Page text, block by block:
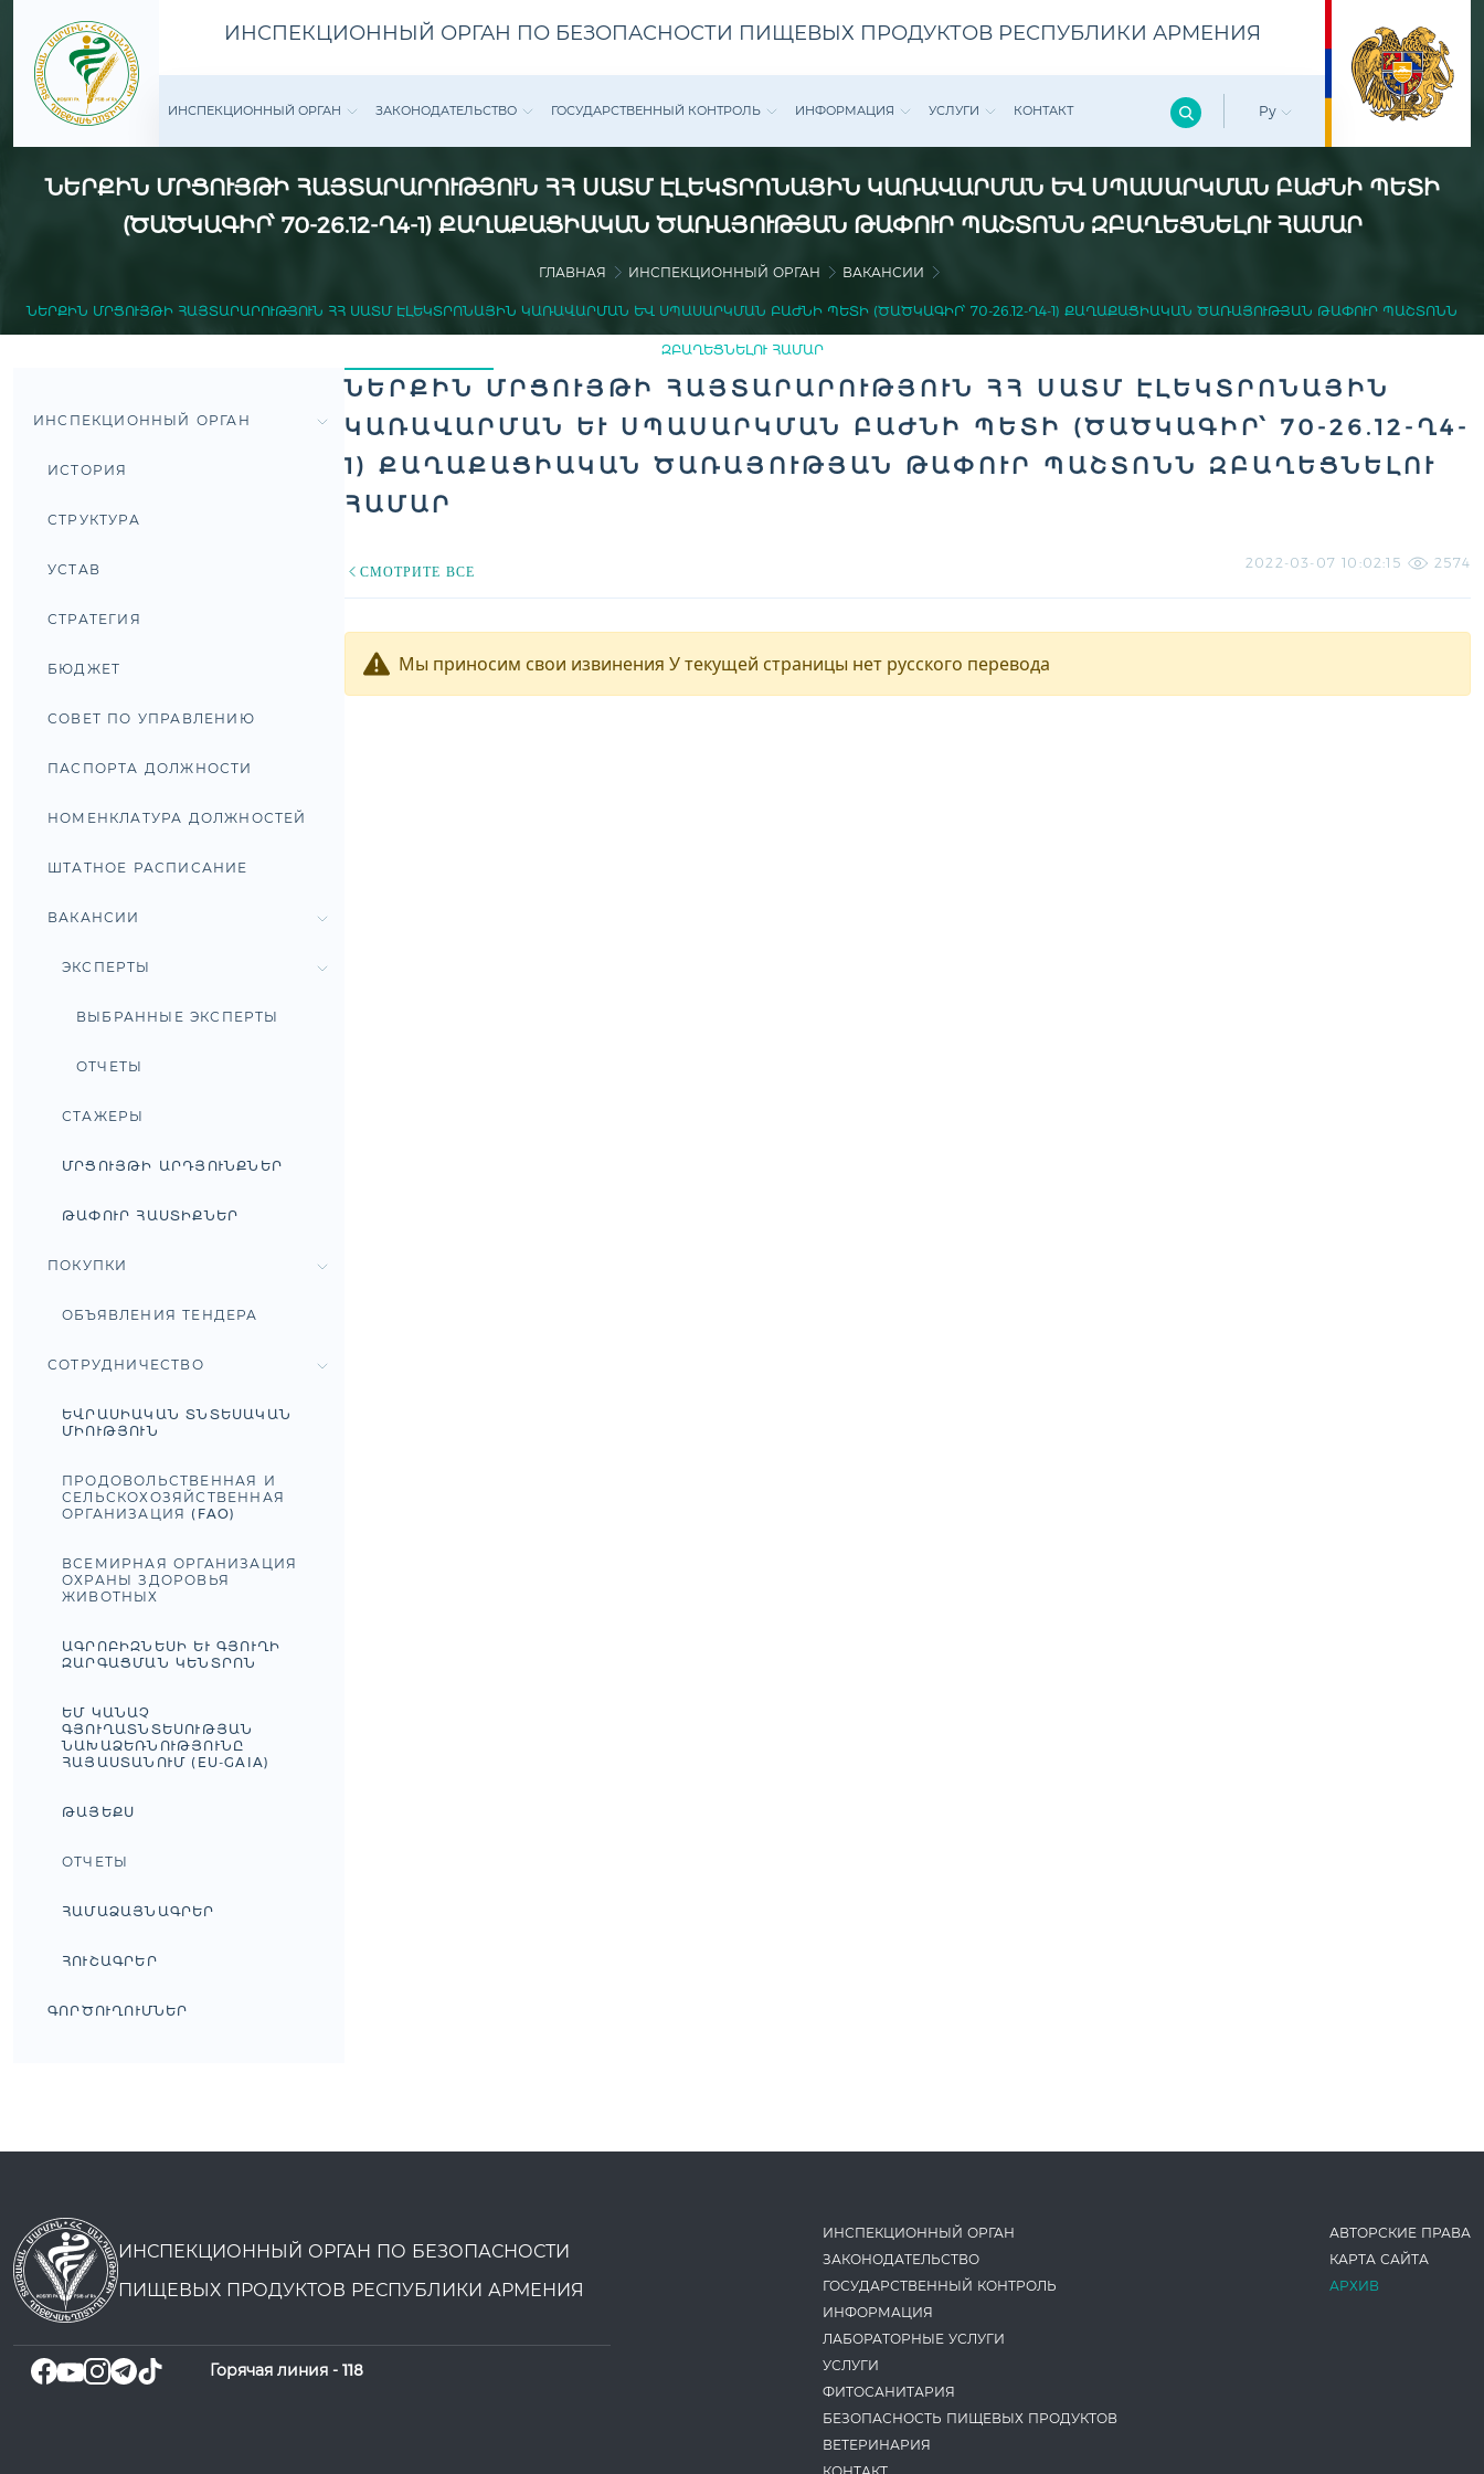
ИНСПЕКЦИОННЫЙ ОРГАН ПО БЕЗОПАСНОСТИ ПИЩЕВЫХ ПРОДУКТОВ РЕСПУБЛИКИ АРМЕНИЯ
ИНСПЕКЦИОННЫЙ ОРГАН ЗАКОНОДАТЕ­ЛЬСТВО ГОСУДАРСТВЕННЫЙ КОНТРОЛЬ ИНФОРМАЦИЯ УСЛУГИ КОНТАКТ Ру
ՆԵՐՔԻՆ ՄՐՑՈՒՅԹԻ ՀԱՅՏԱՐԱՐՈՒԹՅՈՒՆ ՀՀ ՍԱՏՄ ԷԼԵԿՏՐՈՆԱՅԻՆ ԿԱՌԱՎԱՐՄԱՆ ԵՒ ՍՊԱՍԱՐԿՄԱՆ ԲԱԺՆԻ ՊԵՏԻ (
ԾԱԾԿԱԳԻՐ՝ 70-26.12-Ղ4-1) ՔԱՂԱՔԱՑԻԱԿԱՆ ԾԱՌԱՅՈՒԹՅԱՆ ԹԱՓՈՒՐ ՊԱՇՏՈՆՆ ԶԲԱՂԵՑՆԵԼՈՒ ՀԱՄԱՐ
ГЛАВНАЯ ИНСПЕКЦИОННЫЙ ОРГАН ВАКАНСИИ
ՆԵՐՔԻՆ ՄՐՑՈՒՅԹԻ ՀԱՅՏԱՐԱՐՈՒԹՅՈՒՆ ՀՀ ՍԱՏՄ ԷԼԵԿՏՐՈՆԱՅԻՆ ԿԱՌԱՎԱՐՄԱՆ ԵՒ ՍՊԱՍԱՐԿՄԱՆ ԲԱԺՆԻ ՊԵՏԻ (ԾԱԾԿԱԳԻՐ՝ 70-26.12-Ղ4-1) ՔԱՂԱՔԱՑԻԱԿԱՆ ԾԱՌԱՅՈՒԹՅԱՆ ԹԱՓՈՒՐ ՊԱՇՏՈՆՆ Զ
ԲԱՂԵՑՆԵԼՈՒ ՀԱՄԱՐ
ИНСПЕКЦИОННЫЙ ОРГАН
ИСТОРИЯ
СТРУКТУРА
УСТАВ
СТРАТЕГИЯ
БЮДЖЕТ
СОВЕТ ПО УПРАВЛЕНИЮ
ПАСПОРТА ДОЛЖНОСТИ
НОМЕНКЛАТУРА ДОЛЖНОСТЕЙ
ШТАТНОЕ РАСПИСАНИЕ
ВАКАНСИИ
ЭКСПЕРТЫ
ВЫБРАННЫЕ ЭКСПЕРТЫ
ОТЧЕТЫ
СТАЖЕРЫ
ՄՐՑՈՒՅԹԻ ԱՐԴՅՈՒՆՔՆԵՐ
ԹԱՓՈՒՐ ՀԱՍՏԻՔՆԵՐ
ПОКУПКИ
ОБЪЯВЛЕНИЯ ТЕНДЕРА
СОТРУДНИЧЕСТВО
ԵՎՐԱՍԻԱԿԱՆ ՏՆՏԵՍԱԿԱՆ
ՄԻՈՒԹՅՈՒՆ
ПРОДОВОЛЬСТВЕННАЯ И
СЕЛЬСКОХОЗЯЙСТВЕННАЯ
ОРГАНИЗАЦИЯ (FAO)
ВСЕМИРНАЯ ОРГАНИЗАЦИЯ
ОХРАНЫ ЗДОРОВЬЯ
ЖИВОТНЫХ
ԱԳՐՈԲԻԶՆԵՍԻ ԵՒ ԳՅՈՒՂԻ Զ
ԱՐԳԱՑՄԱՆ ԿԵՆՏՐՈՆ
ԵՄ ԿԱՆԱՉ
ԳՅՈՒՂԱՏՆՏԵՍՈՒԹՅԱՆ
ՆԱԽԱՁԵՌՆՈՒԹՅՈՒՆԸ
ՀԱՅԱՍՏԱՆՈՒՄ (EU-GAIA)
ԹԱՅԵՔՍ
ОТЧЕТЫ
ՀԱՄԱՁԱՅՆԱԳՐԵՐ
ՀՈՒՇԱԳՐԵՐ
ԳՈՐԾՈՒՂՈՒՄՆԵՐ
ՆԵՐՔԻՆ ՄՐՑՈՒՅԹԻ ՀԱՅՏԱՐԱՐՈՒԹՅՈՒՆ ՀՀ ՍԱՏՄ ԷԼԵԿՏՐՈՆԱՅԻՆ
ԿԱՌԱՎԱՐՄԱՆ ԵՒ ՍՊԱՍԱՐԿՄԱՆ ԲԱԺՆԻ ՊԵՏԻ (ԾԱԾԿԱԳԻՐ՝ 70-26.12-Ղ4-1
) ՔԱՂԱՔԱՑԻԱԿԱՆ ԾԱՌԱՅՈՒԹՅԱՆ ԹԱՓՈՒՐ ՊԱՇՏՈՆՆ ԶԲԱՂԵՑՆԵԼՈՒ Հ
ԱՄԱՐ
СМОТРИТЕ ВСЕ
2022-03-07 10:02:15 2574
Мы приносим свои извинения У текущей страницы нет русского перевода
ИНСПЕКЦИОННЫЙ ОРГАН ПО БЕЗОПАСНОСТИ
ПИЩЕВЫХ ПРОДУКТОВ РЕСПУБЛИКИ АРМЕНИЯ
Горячая линия - 118
ИНСПЕКЦИОННЫЙ ОРГАН
ЗАКОНОДАТЕ­ЛЬСТВО
ГОСУДАРСТВЕННЫЙ КОНТРОЛЬ
ИНФОРМАЦИЯ
ЛАБОРАТОРНЫЕ УСЛУГИ
УСЛУГИ
ФИТОСАНИТАРИЯ
БЕЗОПАСНОСТЬ ПИЩЕВЫХ ПРОДУКТОВ
ВЕТЕРИНАРИЯ
АВТОРСКИЕ ПРАВА
КАРТА САЙТА
АРХИВ